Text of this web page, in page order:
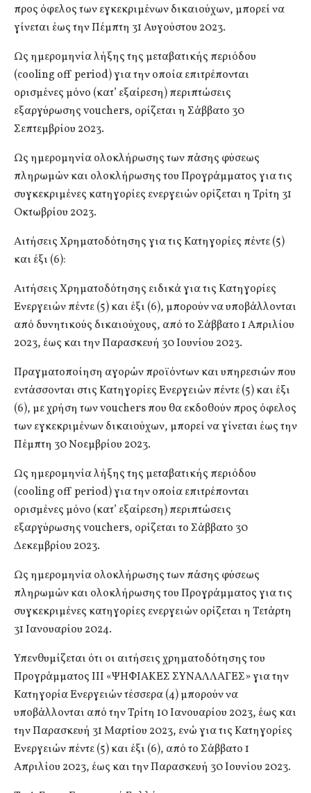
προς όφελος των εγκεκριμένων δικαιούχων, μπορεί να
γίνεται έως την Πέμπτη 31 Αυγούστου 2023.
Ως ημερομηνία λήξης της μεταβατικής περιόδου
(cooling off period) για την οποία επιτρέπονται
ορισμένες μόνο (κατ’ εξαίρεση) περιπτώσεις
εξαργύρωσης vouchers, ορίζεται η Σάββατο 30
Σεπτεμβρίου 2023.
Ως ημερομηνία ολοκλήρωσης των πάσης φύσεως
πληρωμών και ολοκλήρωσης του Προγράμματος για τις
συγκεκριμένες κατηγορίες ενεργειών ορίζεται η Τρίτη 31
Οκτωβρίου 2023.
Αιτήσεις Χρηματοδότησης για τις Κατηγορίες πέντε (5)
και έξι (6):
Αιτήσεις Χρηματοδότησης ειδικά για τις Κατηγορίες
Ενεργειών πέντε (5) και έξι (6), μπορούν να υποβάλλονται
από δυνητικούς δικαιούχους, από το Σάββατο 1 Απριλίου
2023, έως και την Παρασκευή 30 Ιουνίου 2023.
Πραγματοποίηση αγορών προϊόντων και υπηρεσιών που
εντάσσονται στις Κατηγορίες Ενεργειών πέντε (5) και έξι
(6), με χρήση των vouchers που θα εκδοθούν προς όφελος
των εγκεκριμένων δικαιούχων, μπορεί να γίνεται έως την
Πέμπτη 30 Νοεμβρίου 2023.
Ως ημερομηνία λήξης της μεταβατικής περιόδου
(cooling off period) για την οποία επιτρέπονται
ορισμένες μόνο (κατ’ εξαίρεση) περιπτώσεις
εξαργύρωσης vouchers, ορίζεται το Σάββατο 30
Δεκεμβρίου 2023.
Ως ημερομηνία ολοκλήρωσης των πάσης φύσεως
πληρωμών και ολοκλήρωσης του Προγράμματος για τις
συγκεκριμένες κατηγορίες ενεργειών ορίζεται η Τετάρτη
31 Ιανουαρίου 2024.
Υπενθυμίζεται ότι οι αιτήσεις χρηματοδότησης του
Προγράμματος ΙΙΙ «ΨΗΦΙΑΚΕΣ ΣΥΝΑΛΛΑΓΕΣ» για την
Κατηγορία Ενεργειών τέσσερα (4) μπορούν να
υποβάλλονται από την Τρίτη 10 Ιανουαρίου 2023, έως και
την Παρασκευή 31 Μαρτίου 2023, ενώ για τις Κατηγορίες
Ενεργειών πέντε (5) και έξι (6), από το Σάββατο 1
Απριλίου 2023, έως και την Παρασκευή 30 Ιουνίου 2023.